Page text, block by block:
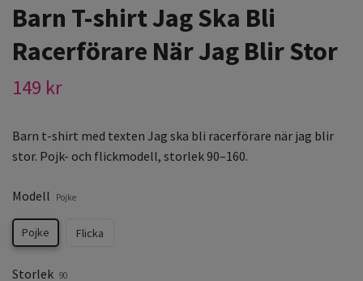
Barn T-shirt Jag Ska Bli
Racerförare När Jag Blir Stor
149 kr
Barn t-shirt med texten Jag ska bli racerförare när jag blir
stor. Pojk- och flickmodell, storlek 90–160.
Modell Pojke
Pojke Flicka
Storlek 90